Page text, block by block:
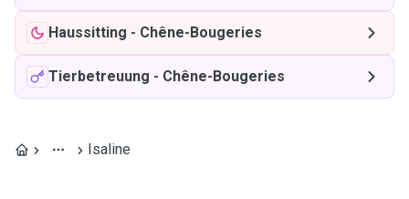
Haussitting - Chêne-Bougeries
Tierbetreuung - Chêne-Bougeries
Isaline